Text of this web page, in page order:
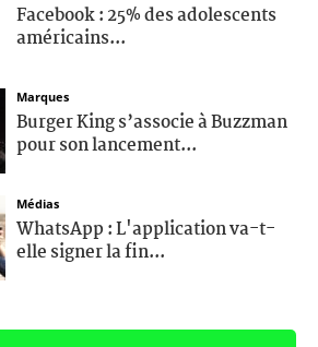
Facebook : 25% des adolescents
américains...
Marques
Burger King s’associe à Buzzman
pour son lancement...
Médias
WhatsApp : L'application va-t-
elle signer la fin...